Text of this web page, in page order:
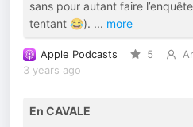
sans pour autant faire
tentant 😂). ... more
Apple Podcasts 5
3 years ago
En CAVALE